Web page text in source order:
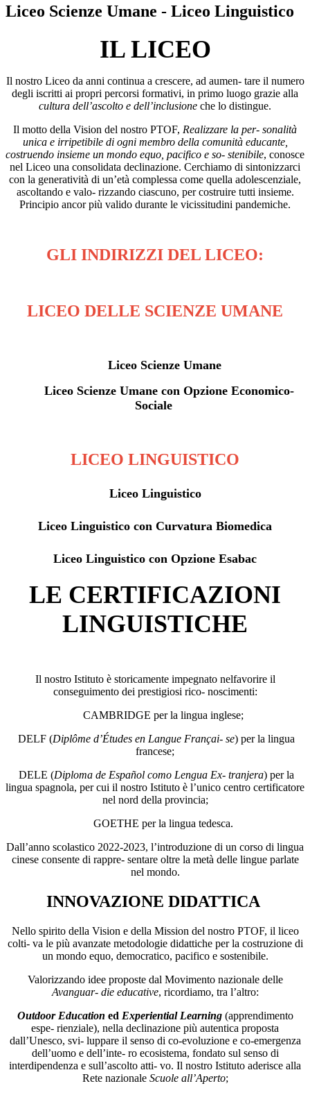
Liceo Scienze Umane - Liceo Linguistico
IL LICEO
Il nostro Liceo da anni continua a crescere, ad aumen- tare il numero
degli iscritti ai propri percorsi formativi, in primo luogo grazie alla
cultura dell’ascolto e dell’inclusione che lo distingue.
Il motto della Vision del nostro PTOF, Realizzare la per- sonalità
unica e irripetibile di ogni membro della comunità educante,
costruendo insieme un mondo equo, pacifico e so- stenibile, conosce
nel Liceo una consolidata declinazione. Cerchiamo di sintonizzarci
con la generatività di un’età complessa come quella adolescenziale,
ascoltando e valo- rizzando ciascuno, per costruire tutti insieme.
Principio ancor più valido durante le vicissitudini pandemiche.
GLI INDIRIZZI DEL LICEO:
LICEO DELLE SCIENZE UMANE
Liceo Scienze Umane
Liceo Scienze Umane con Opzione Economico-
Sociale
LICEO LINGUISTICO
Liceo Linguistico
Liceo Linguistico con Curvatura Biomedica
Liceo Linguistico con Opzione Esabac
LE CERTIFICAZIONI
LINGUISTICHE
Il nostro Istituto è storicamente impegnato nelfavorire il
conseguimento dei prestigiosi rico- noscimenti:
CAMBRIDGE per la lingua inglese;
DELF (Diplôme d’Études en Langue Françai- se) per la lingua
francese;
DELE (Diploma de Español como Lengua Ex- tranjera) per la
lingua spagnola, per cui il nostro Istituto è l’unico centro certificatore
nel nord della provincia;
GOETHE per la lingua tedesca.
Dall’anno scolastico 2022-2023, l’introduzione di un corso di lingua
cinese consente di rappre- sentare oltre la metà delle lingue parlate
nel mondo.
INNOVAZIONE DIDATTICA
Nello spirito della Vision e della Mission del nostro PTOF, il liceo
colti- va le più avanzate metodologie didattiche per la costruzione di
un mondo equo, democratico, pacifico e sostenibile.
Valorizzando idee proposte dal Movimento nazionale delle
Avanguar- die educative, ricordiamo, tra l’altro:
Outdoor Education ed Experiential Learning (apprendimento
espe- rienziale), nella declinazione più autentica proposta
dall’Unesco, svi- luppare il senso di co-evoluzione e co-emergenza
dell’uomo e dell’inte- ro ecosistema, fondato sul senso di
interdipendenza e sull’ascolto atti- vo. Il nostro Istituto aderisce alla
Rete nazionale Scuole all’Aperto;